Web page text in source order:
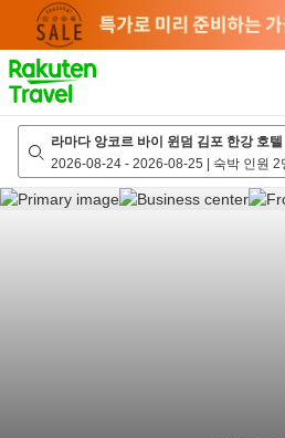
page
라마다 앙코르 바이 윈덤 김포 한강 호텔
2026-08-24 - 2026-08-25 | 숙박 인원 2